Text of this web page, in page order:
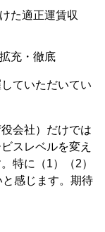
た適正運賃収
充・徹底
ていただいてい
会社）だけでは
スレベルを変え
特に（1）（2）
と感じます。期待